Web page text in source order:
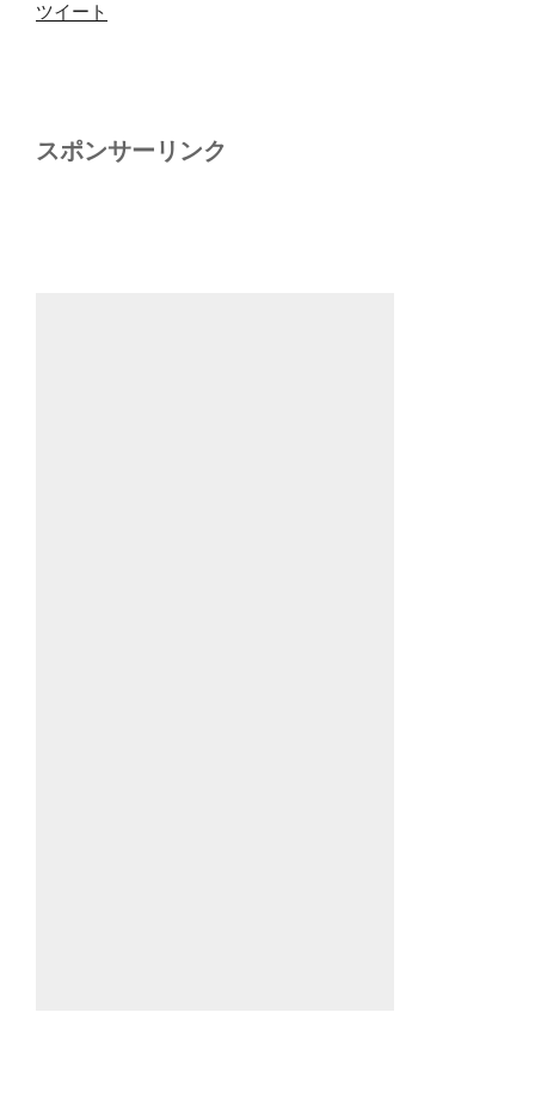
ツイート
スポンサーリンク